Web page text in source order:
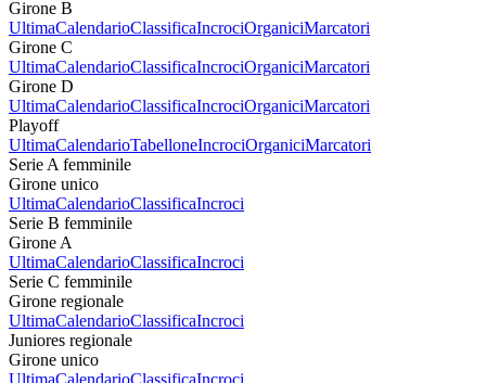
Girone B
UltimaCalendarioClassificaIncrociOrganiciMarcatori
Girone C
UltimaCalendarioClassificaIncrociOrganiciMarcatori
Girone D
UltimaCalendarioClassificaIncrociOrganiciMarcatori
Playoff
UltimaCalendarioTabelloneIncrociOrganiciMarcatori
Serie A femminile
Girone unico
UltimaCalendarioClassificaIncroci
Serie B femminile
Girone A
UltimaCalendarioClassificaIncroci
Serie C femminile
Girone regionale
UltimaCalendarioClassificaIncroci
Juniores regionale
Girone unico
UltimaCalendarioClassificaIncroci